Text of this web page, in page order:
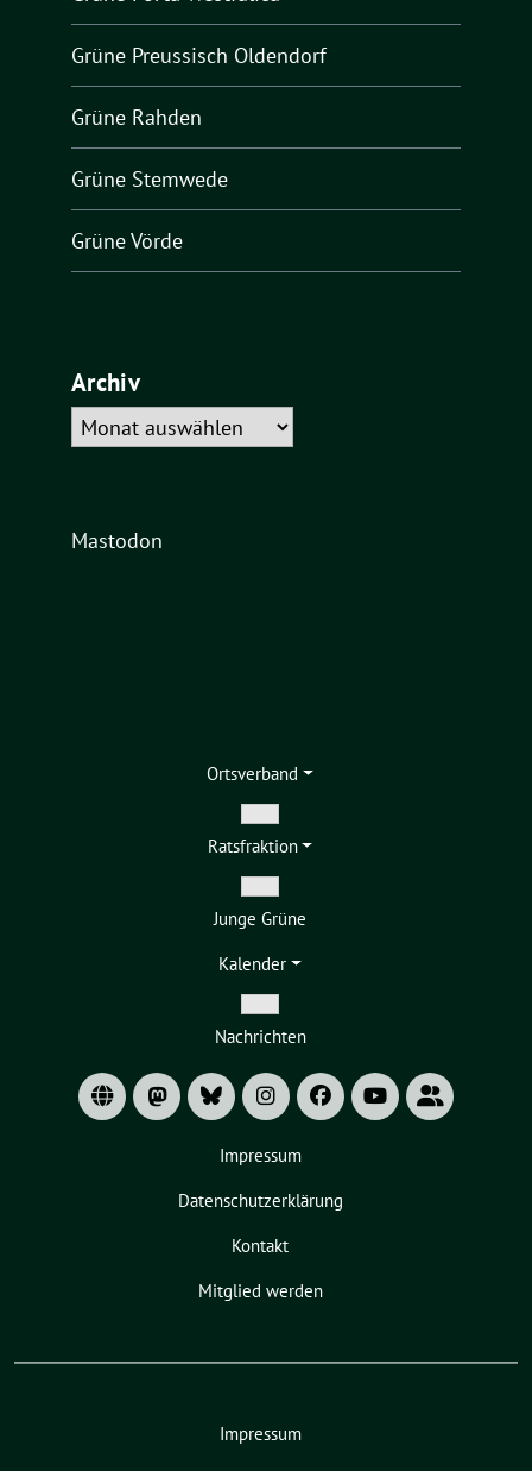
Grüne Preussisch Oldendorf
Grüne Rahden
Grüne Stemwede
Grüne Vörde
Archiv
Archiv
Mastodon
Ortsverband
Zeige
Untermenü
Ratsfraktion
Zeige
Untermenü
Junge Grüne
Kalender
Zeige
Untermenü
Nachrichten
Impressum
Datenschutzerklärung
Kontakt
Mitglied werden
Impressum